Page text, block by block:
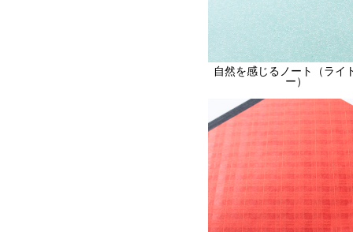
自然を感じるノート（ライ
ー）